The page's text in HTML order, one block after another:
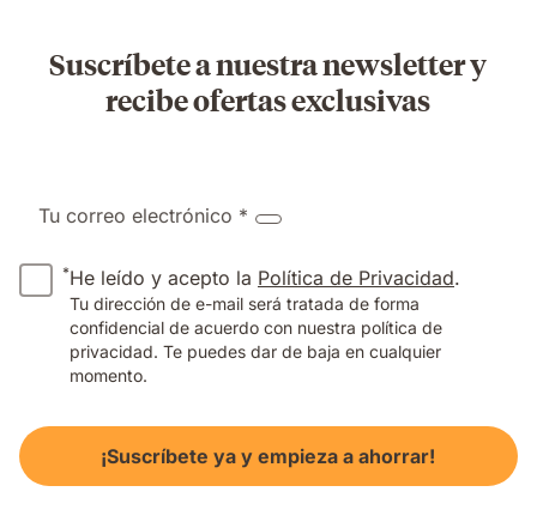
Suscríbete a nuestra newsletter y
recibe ofertas exclusivas
Tu correo electrónico *
*He leído y acepto la Política de Privacidad.
Tu dirección de e-mail será tratada de forma
confidencial de acuerdo con nuestra política de
privacidad. Te puedes dar de baja en cualquier
momento.
¡Suscríbete ya y empieza a ahorrar!